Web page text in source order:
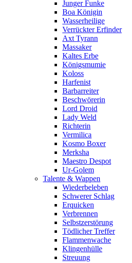
Junger Funke
Boa Königin
Wasserheilige
Verrückter Erfinder
Axt Tyrann
Massaker
Kaltes Erbe
Königsmumie
Koloss
Harfenist
Barbarreiter
Beschwörerin
Lord Droid
Lady Weld
Richterin
Vermilica
Kosmo Boxer
Merksha
Maestro Despot
Ur-Golem
Talente & Wappen
Wiederbeleben
Schwerer Schlag
Erquicken
Verbrennen
Selbstzerstörung
Tödlicher Treffer
Flammenwache
Klingenhülle
Streuung